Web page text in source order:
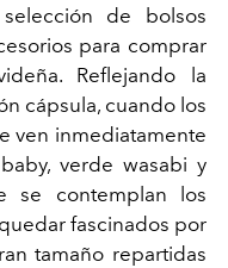
de bolsos
para comprar
Reflejando la
cápsula, cuando los
ven inmediatamente
verde wasabi y
se contemplan los
fascinados por
tamaño repartidas